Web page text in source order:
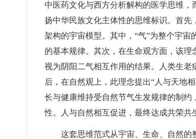
中医药文化与西方分析解构的医学思维
扬中华民族文化主体性的思维标识。首
架构的宇宙模型。其中，“气”为整个宇宙
的基本规律。其次，在生命观方面，该理
视为阴阳二气相互作用的结果。人类生老
后，在自然观上，此理念提出“人与天地
长与健康维持受自然节气生发规律的制约
性。人与自然相互促进，最终达成共荣共
这套思维范式从宇宙、生命、自然